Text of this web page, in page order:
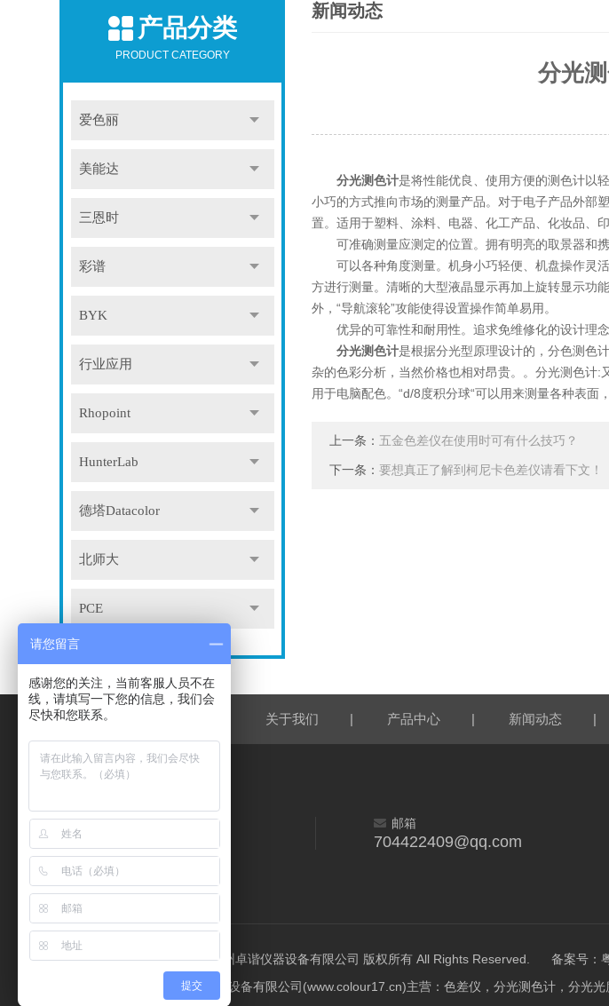
产品分类
PRODUCT CATEGORY
爱色丽
美能达
三恩时
彩谱
BYK
行业应用
Rhopoint
HunterLab
德塔Datacolor
北师大
PCE
新闻动态
分光
分光测色计是将性能优良、使用方便的测色计以
小巧的方式推向市场的测量产品。对于电子产品外部
置。适用于塑料、涂料、电器、化工产品、化妆品、
可准确测量应测定的位置。拥有明亮的取景器和携
可以各种角度测量。机身小巧轻便、机盘操作灵活
方进行测量。清晰的大型液晶显示再加上旋转显示功
外，“导航滚轮”攻能使得设置操作简单易用。
优异的可靠性和耐用性。追求免维修化的设计理念
分光测色计是根据分光型原理设计的，分色测色
杂的色彩分析，当然价格也相对昂贵。。分光测色计:
用于电脑配色。“d/8度积分球“可以用来测量各种表面
上一条： 五金色差仪在使用时可有什么技巧？
下一条：要想真正了解到柯尼卡色差仪请看下文！
关于我们 | 产品中心 | 新闻动态 |
邮箱
704422409@qq.com
©2026 广州卓谐仪器设备有限公司 版权所有 All Rights Reserved. 备案号：
广州卓谐仪器设备有限公司(www.colour17.cn)主营：色差仪，分光测色计，分光
请您留言
感谢您的关注，当前客服人员不在
线，请填写一下您的信息，我们会
尽快和您联系。
提交